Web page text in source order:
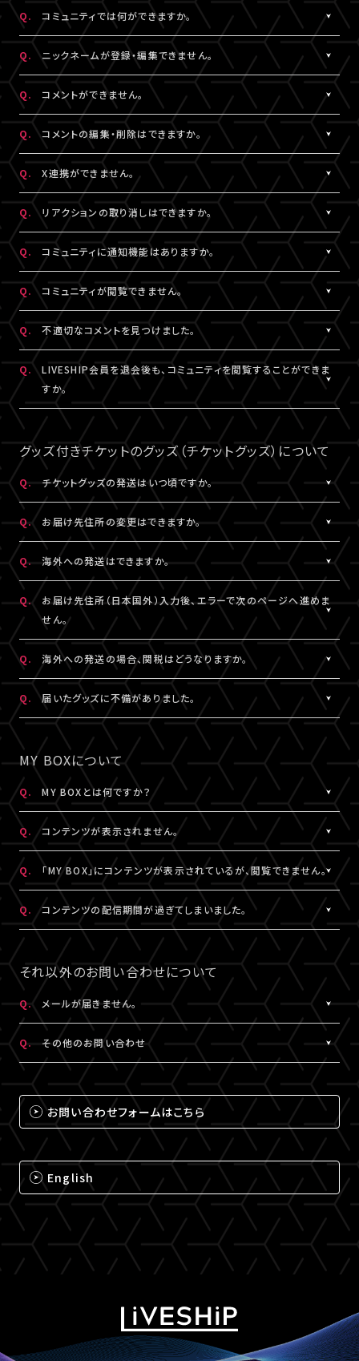
なお、LIVESHIPでのポイント利用はできません。A!-POINT・A!-ID
についてはこちら
※ポイントの現金への換金はできません。
※ポイントを他人に譲渡したり、別のA!-IDでの保有ポイントと合
算してご使用いただく事はできません。
※正しくお支払いいただけなかった場合、付与したポイントを回収
させていただく場合がございます。
コミュニティ機能が提供されている配信に限り、対象の視聴チケッ
トを購入したユーザーのみがご利用・閲覧することができます。
なお、各公演・視聴チケット種別によりコミュニティ機能の有無は
異なります。
また、コミュニティごと（配信ごと）に、コンテンツの内容や投稿頻
度などは異なります。予めご了承ください。
A.
対象の視聴チケットを購入したA!-ID（メールアドレス）とパスワー
ドでログインのうえ、配信視聴ページ内「スペシャル」から閲覧する
ことができます。
Q. コミュニティでは何ができますか。
A.
配信視聴ページに投稿される期間限定コンテンツをお楽しみいた
だけるほか、投稿されたコンテンツに対して、コメントやリアクショ
ンをすることができます。
また、他のユーザーのコメントに対してもリアクションをすること
ができます。
Q. ニックネームが登録・編集できません。
A.
コメントをするには、ニックネームの設定が必要です。
ニックネームは「マイページ」内「投稿設定」にて登録・変更が可能
です。
絵文字・機種依存文字等が含まれている場合は登録できませんの
でご注意ください。
なお、ユーザーがニックネームを変更した場合であっても、過去の
コメントのニックネームは変更されず、変更前のニックネームが表
示されます。
※ニックネームの登録・編集は配信視聴ページからも設定いただ
けます。
※チャット機能が設定されている配信では、コミュニティ機能とチ
ャット機能のニックネーム設定は連動されます。
Q. コメントができません。
A. コミュニティ機能ガイドラインに反している可能性がございます。
入力内容を変更してもコメントができない場合は
こちら
にお問い合
わせください。
Q. コメントの編集・削除はできますか。
A.
ご自身のコメントは「削除する」より削除することができます。
ただし、一度投稿済みのコメントを編集することはできません。編
集したい場合は、投稿済みのコメントを削除してから新たにコメン
トしていただく必要がございます。
Q. X連携ができません。
A.
X連携は「マイページ」内「投稿設定」にて設定が可能です。
詳しくは こちらをご確認ください。
※X連携は配信視聴ページからも設定いただけます。
※公演によってはX連携をご利用いただけない場合があります。
Q. リアクションの取り消しはできますか。
A.
ご自身でつけたリアクションは再度「♡」を押していただくことで取
り消しすることができます。
Q. コミュニティに通知機能はありますか。
A.
現在、通知機能はございません。
コンテンツの投稿、コメント、リアクションはユーザーへ通知され
ません。
Q. コミュニティが閲覧できません。
A.
コミュニティが表示されない場合は、コミュニティ機能実施期間外
であるか、対象外の視聴チケットを購入されている可能性がありま
コミュニティの実施有無や、実施期間については、各公演のチケッ
ト販売ページなどでご確認ください。
Q. 不適切なコメントを見つけました。
コミュニティ機能ガイドラインに反するコメントなどを見つけた場
合は、コメント内の「報告する」ボタンより管理者に報告をすること
ができます。
なお、通報機能は報告された当該コメントの削除を保証するもの
ではございません。
Q.
LIVESHIP会員を退会後も、コミュニティを閲覧することができま
すか。
A.
LIVESHIP会員を退会された場合は、コミュニティ機能提供期間内
であってもご利用・閲覧いただけなくなります。
なお、過去のコメント・リアクション及びニックネームは、LIVESHIP
会員を退会された場合でも引き続きコミュニティに掲載されます。
予めご了承ください。
グッズ付きチケットのグッズ（チケットグッズ）について
Q. チケットグッズの発送はいつ頃ですか。
A.
公演・券種により異なります。
「マイページ」内「チケット購入情報」にて発送状況の確認ができま
す。
※チケットグッズの発送後、「チケットグッズ発送完了のお知らせ」
メールが配信されます。
通信の関係上、メールが届かない可能性もございますので、必ず、
「マイページ」内「チケット購入情報」よりご確認ください。
Q. お届け先住所の変更はできますか。
A.
購入後、「マイページ」内「チケット購入情報」にて、配送状況が「出
荷準備前」の場合に変更が可能です。
※発送先が日本国外の場合、購入後の住所変更はできません。予
めご了承ください。
Q. 海外への発送はできますか。
A.
公演・券種により異なります。チケット販売ページにてご確認くださ
い。
日本国外の郵便番号をご入力する際に、正しく入力しているにも関
わらずシステムの仕様上エラーとなる場合がございます。
その場合は、末尾1桁か2桁を削除、もしくは未記入にてお手続きを
お試しください。
なお、日本国外への配送はDHLを利用しております。
DHLが配送対象としていない国・地域への配送はできかねます。
予め、ご了承ください。
Q.
お届け先住所（日本国外）入力後、エラーで次のページへ進めま
せん。
A.
日本国外の郵便番号を入力する際、システムの仕様上、正しく郵便
番号を入力しているにも関わらずエラーとなる場合がございます。
その場合は、末尾1桁か2桁を削除、もしくは未記入にてお手続きを
お試しください。
Q. 海外への発送の場合、関税はどうなりますか。
A.
関税はお客様ご自身でお支払いください。関税の計算は各国税関
の判断によります。
また、現地税関での商品配達停止に関しては、当サービスは一切
の責任を負いかねます。
DHLにおきましては現地カスタマーサービスにお問い合わせくだ
さい。
http://www.dhl.com/en/contact_center.html
Q. 届いたグッズに不備がありました。
A.
お手数ですが、詳細を記載のうえ、商品到着後14日以内に下記よ
りお問い合わせください。
グッズ配送・お届け済み商品に関して
【A!SMART お問い合わせ窓口】
https://www.asmart.jp/support
MY BOXについて
Q. MY BOXとは何ですか？
A.
ご購入の視聴チケットやグッズの条件に応じて、動画や画像などの
コンテンツが配信される機能です。
コンテンツの配信がある場合、視聴チケットやグッズを購入したA!-
ID（メールアドレス）とパスワードでログインのうえ、「マイページ」
内「MY BOX」から確認することができます。
コンテンツの配信有無や、配信期間については、各公演のチケット
販売ページやグッズ商品詳細ページ、MY BOXなどでご確認くださ
Q. コンテンツが表示されません。
A.
コンテンツが表示されない場合は、コンテンツ配信期間外である
か、配信対象外の視聴チケットやグッズを購入されている可能性が
あります。
コンテンツ配信期間は、各公演のチケット販売ページやグッズ商品
詳細ページ、MY BOXなどでご確認ください。
※チケットの購入情報は、「マイページ」内「チケット購入情報」にて
ご確認ください。
Q. 「MY BOX」にコンテンツが表示されているが、閲覧できません。
A.
コンテンツが「MY BOX」に表示されているにも関わらず閲覧でき
ない場合、コンテンツ配信期間を経過したか、ご利用端末が推奨環
境ではない可能性があります。
推奨環境は
こちら
よりご確認ください。
スマートフォン、タブレットをご利用の場合、LINEやメール等のアプ
リ内ブラウジングではなく、推奨環境にある指定のブラウザ
（iPhone・iPadの場合は「Safari」、Androidの場合は
「Chrome」）にて閲覧ください。
なお、MY BOXで配信されるコンテンツは、視聴プレイヤーに
ChromecastとAirPlayのアイコンは表示されません。予めご了承
ください。
Q. コンテンツの配信期間が過ぎてしまいました。
A.
配信期間終了後のコンテンツは、再配信いたしません。予めご了承
ください。
それ以外のお問い合わせについて
Q. メールが届きません。
メールが届かない場合は、下記ドメインの受信設定をお願いいた
します。
※メールの再配信はできません。迷惑メールフォルダをご確認くだ
@liveship.tokyo
@id.amob.jp
Q. その他のお問い合わせ
A.
それ以外のお問い合わせについては、下記のいずれかの方法でお
問い合わせください。
【LIVESHIPお問い合わせ窓口】
https://liveship.tokyo/mob/form/inquAdd.php?site=LS
グッズ配送・お届け済み商品に関して
【A!SMART お問い合わせ窓口】
https://www.asmart.jp/support
お問い合わせフォームはこちら
English